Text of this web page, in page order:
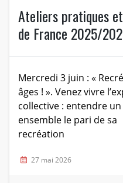
Ateliers pratiques
de France 2025/
Mercredi 3 juin : «
âges ! ». Venez vivre
collective : entendre
ensemble le pari de sa
recréation
27 mai 2026